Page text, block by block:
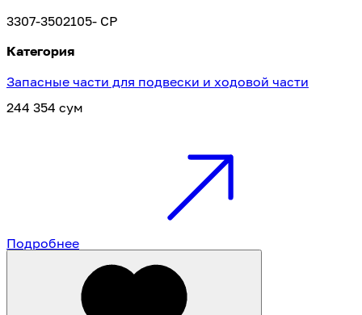
3307-3502105- CP
Категория
Запасные части для подвески и ходовой части
244 354 сум
Подробнее